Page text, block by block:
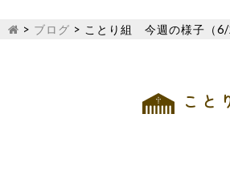
> ブログ > ことり組 今週の様子（6/
こと